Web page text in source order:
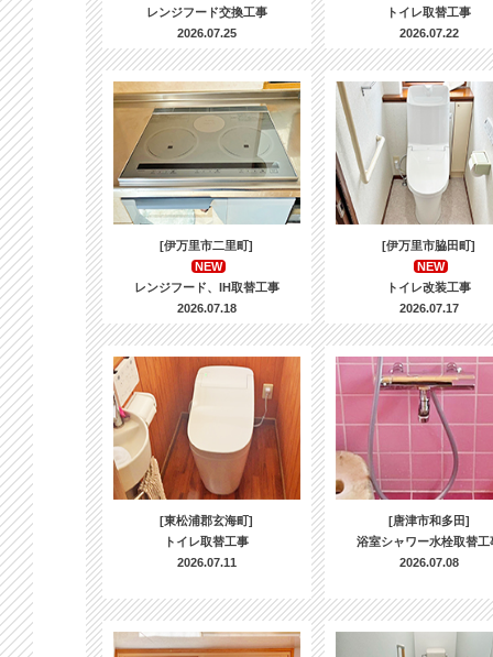
レンジフード交換工事
2026.07.25
トイレ取替工事
2026.07.22
[伊万里市二里町]
NEW
レンジフード、IH取替工事
2026.07.18
[伊万里市脇田町]
NEW
トイレ改装工事
2026.07.17
[東松浦郡玄海町]
トイレ取替工事
2026.07.11
[唐津市和多田]
浴室シャワー水栓取替工
2026.07.08